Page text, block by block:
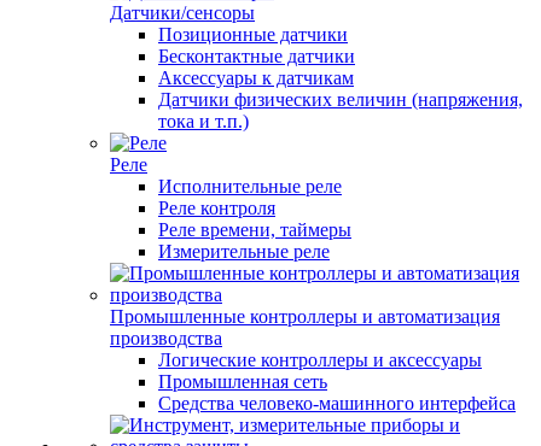
Датчики/сенсоры
Позиционные датчики
Бесконтактные датчики
Аксессуары к датчикам
Датчики физических величин (напряжения,
тока и т.п.)
Реле
Исполнительные реле
Реле контроля
Реле времени, таймеры
Измерительные реле
Промышленные контроллеры и автоматизация
производства
Логические контроллеры и аксессуары
Промышленная сеть
Средства человеко-машинного интерфейса